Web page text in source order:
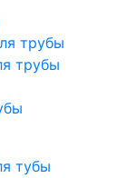
трубы
трубы
тубы